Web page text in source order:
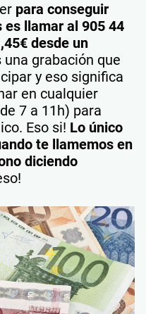
para conseguir
llamar al 905 44
desde un
una grabación que
y eso significa
en cualquier
7 a 11h) para
Eso si! Lo único
te llamemos en
diciendo